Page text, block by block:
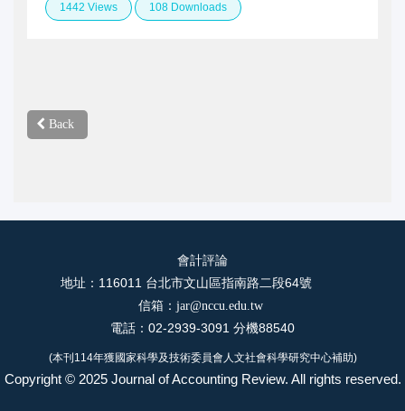
1442 Views 108 Downloads
Back
會計評論
地址：116011 台北市文山區指南路二段64號
信箱： jar@nccu.edu.tw
電話：02-2939-3091 分機88540
(本刊114年獲國家科學及技術委員會人文社會科學研究中心補助)
Copyright © 2025 Journal of Accounting Review. All rights reserved.